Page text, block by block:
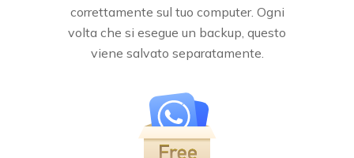
correttamente sul tuo computer. Ogni
volta che si esegue un backup, questo
viene salvato separatamente.